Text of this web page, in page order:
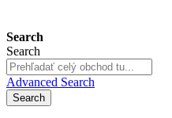
Search
Search
Advanced Search
Search